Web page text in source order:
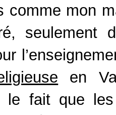
comme mon
seulement
en
le fait que